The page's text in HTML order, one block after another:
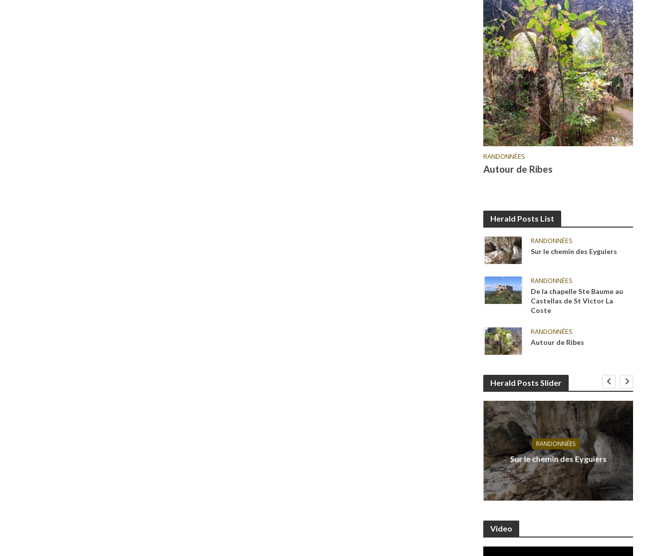
RANDONNÉES
Autour de Ribes
Herald Posts List
RANDONNÉES
Sur le chemin des Eyguiers
RANDONNÉES
De la chapelle Ste Baume au
Castellas de St Victor La
Coste
RANDONNÉES
Autour de Ribes
Herald Posts Slider
RANDONNÉES
Sur le chemin des Eyguiers
Video